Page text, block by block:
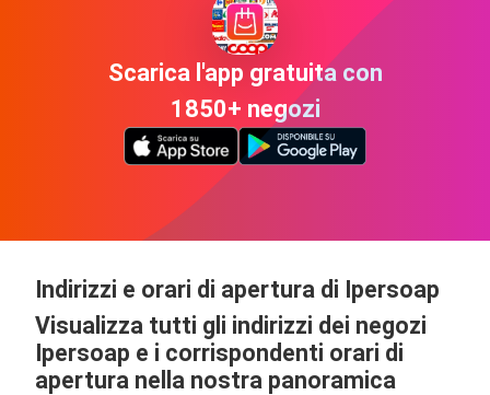
Scarica l'app gratuita con
1850+ negozi
Indirizzi e orari di apertura di Ipersoap
Visualizza tutti gli indirizzi dei negozi
Ipersoap e i corrispondenti orari di
apertura nella nostra panoramica